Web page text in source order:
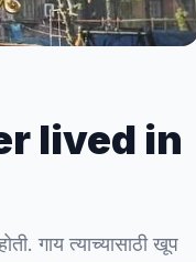
lived in
गाय त्याच्यासाठी खूप